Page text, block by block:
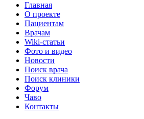
Главная
О проекте
Пациентам
Врачам
Wiki-статьи
Фото и видео
Новости
Поиск врача
Поиск клиники
Форум
Чаво
Контакты